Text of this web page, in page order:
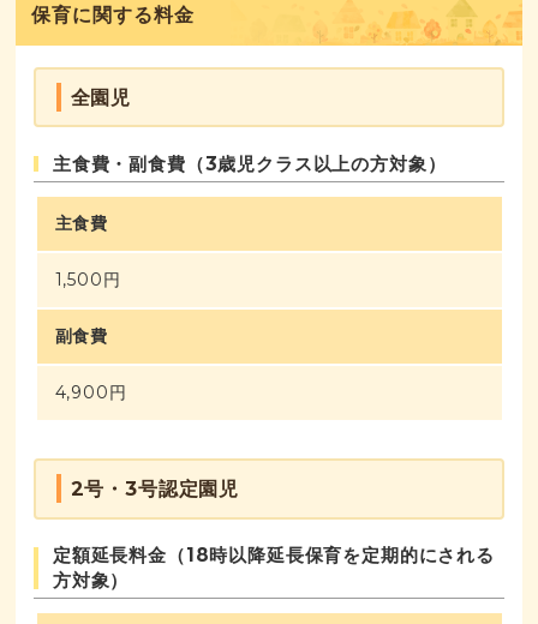
保育に関する料金
全園児
主食費・副食費（3歳児クラス以上の方対象）
主食費
1,500円
副食費
4,900円
2号・3号認定園児
定額延長料金（18時以降延長保育を定期的にされる
方対象）